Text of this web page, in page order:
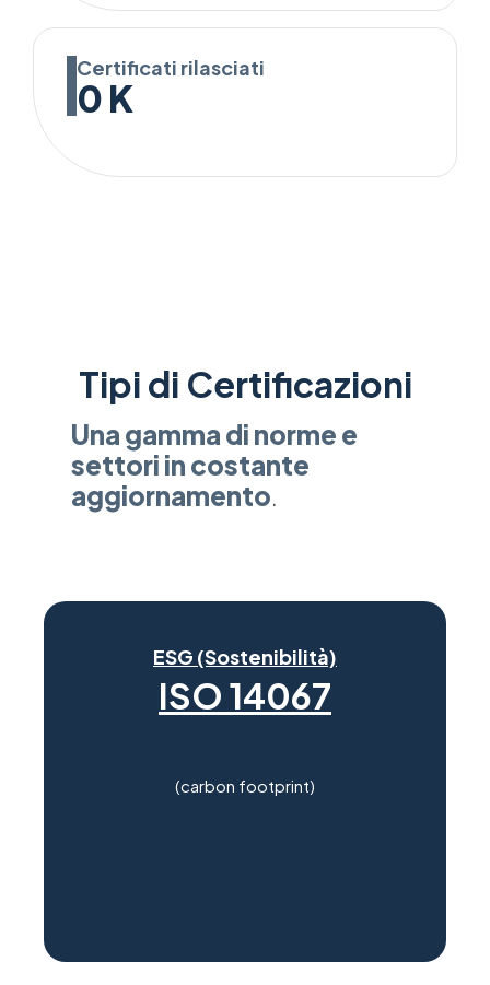
Certificati rilasciati
0K
Tipi di Certificazioni
Una gamma di norme e
settori in costante
aggiornamento.
ESG (Sostenibilità)
ISO 14067
(carbon footprint)